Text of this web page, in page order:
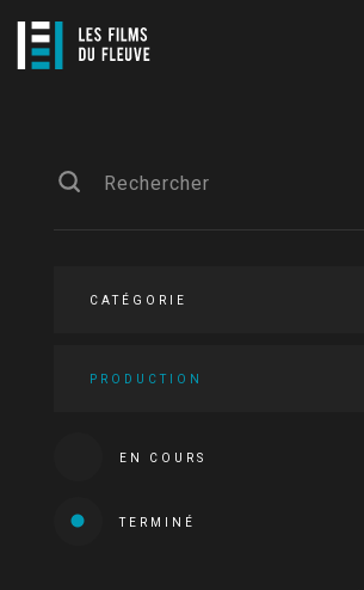
CATÉGORIE
PRODUCTION
EN COURS
TERMINÉ